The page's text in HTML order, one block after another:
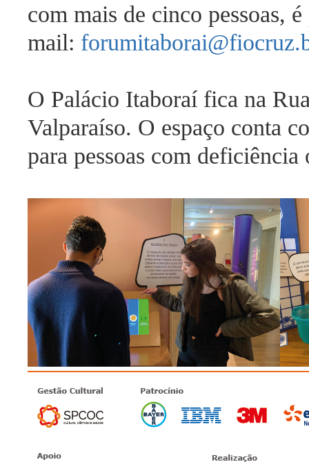
com mais de cinco pessoas,
mail:
O Palácio Itaboraí fica na
Valparaíso. O espaço conta
para pessoas com